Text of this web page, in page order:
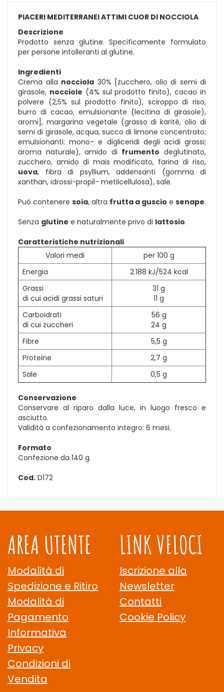
PIACERI MEDITERRANEI ATTIMI CUOR DI NOCCIOLA
Descrizione
Prodotto senza glutine. Specificamente formulato
per persone intolleranti al glutine.
Ingredienti
Crema alla nocciola 30% [zucchero, olio di semi di
girasole, nocciole (4% sul prodotto finito), cacao in
polvere (2,5% sul prodotto finito), sciroppo di riso,
burro di cacao, emulsionante (lecitina di girasole),
aromi], margarina vegetale (grasso di karité, olio di
semi di girasole, acqua, succo di limone concentrato;
emulsionanti: mono- e digliceridi degli acidi grassi;
aroma naturale), amido di frumento deglutinato,
zucchero, amido di mais modificato, farina di riso,
uova, fibra di psyllium, addensanti (gomma di
xanthan, idrossi-propil- metilcellulosa), sale.
Può contenere soia, altra frutta a guscio e senape.
Senza glutine e naturalmente privo di lattosio.
Caratteristiche nutrizionali
Valori medi
per 100 g
Energia
2.188 kJ/524 kcal
Grassi
di cui acidi grassi saturi
31 g
11 g
Carboidrati
di cui zuccheri
56 g
24 g
Fibre
5,5 g
Proteine
2,7 g
Sale
0,5 g
Conservazione
Conservare al riparo dalla luce, in luogo fresco e
asciutto.
Validità a confezionamento integro: 6 mesi.
Formato
Confezione da 140 g.
Cod. D172
AREA UTENTE
Modalità di
Spedizione e Ritiro
Modalità di
Pagamento
Informativa
Privacy
Condizioni di
Vendita
LINK VELOCI
Iscrizione alla
Newsletter
Contatti
Cookie Policy